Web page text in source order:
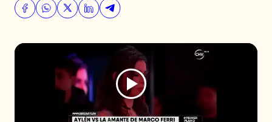
Programas
Club De La Comedia